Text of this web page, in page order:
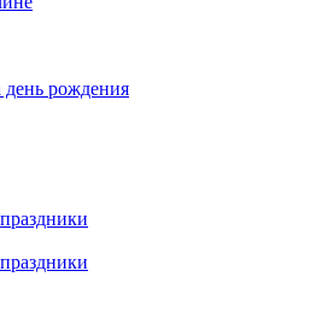
рождения